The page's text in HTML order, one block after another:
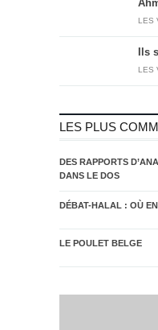
LES
Ils
LES
LES PLUS
DES RAPPORTS
DANS LE DOS
DÉBAT-HALAL : OÙ
LE POULET BELGE